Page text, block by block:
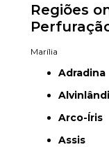
Regiões
Marília
Adradina
Arco-Íris
Assis